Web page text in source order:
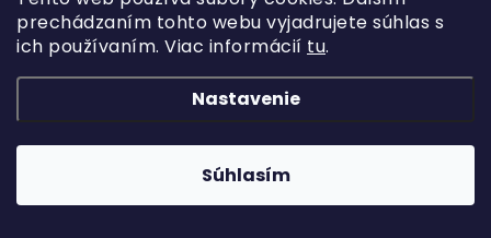
prechádzaním tohto webu vyjadrujete súhlas s
ich používaním. Viac informácií tu.
Nastavenie
Súhlasím
26
48
37
0